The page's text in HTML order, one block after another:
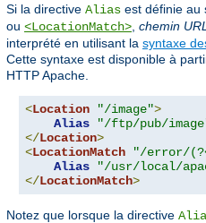
Si la directive Alias est définie au
ou <LocationMatch> chemin URL
interprété en utilisant la syntaxe
Cette syntaxe est disponible à
HTTP Apache.
<Location "/image">
Alias
"/ftp/pub/
</Location>
<LocationMatch "/error/
Alias
"/usr/local/
</LocationMatch>
Notez que lorsque la directive